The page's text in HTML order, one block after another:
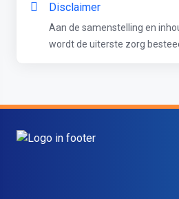
Disclaimer
Aan de samenstelling en
wordt de uiterste zorg